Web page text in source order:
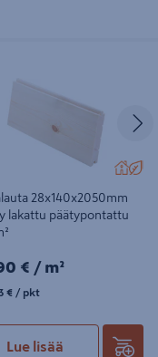
28x140x2050mm
lakattu päätypontattu
m²
€ / m²
pkt
€ / pkt
Lue lisää